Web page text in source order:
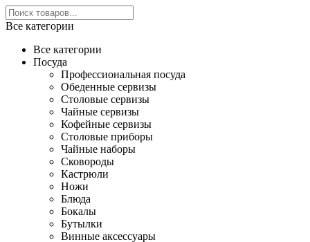
Все категории
Все категории
Посуда
Профессиональная посуда
Обеденные сервизы
Столовые сервизы
Чайные сервизы
Кофейные сервизы
Столовые приборы
Чайные наборы
Сковороды
Кастрюли
Ножи
Блюда
Бокалы
Бутылки
Винные аксессуары